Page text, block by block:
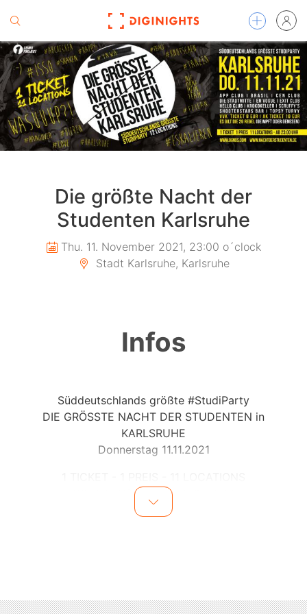
Die größte Nacht der
Studenten Karlsruhe
Thu. 11. November 2021, 23:00 o´clock
Stadt Karlsruhe, Karlsruhe
Infos
Süddeutschlands größte #StudiParty
DIE GRÖSSTE NACHT DER STUDENTEN in
KARLSRUHE
Donnerstag 11.11.2021
WE ARE YOUNG, WILD & FREE!
Endlich ist es wieder soweit! DIE GRÖSSTE NACHT
sich das Donnern der Bässe mit deinem Herzschlag